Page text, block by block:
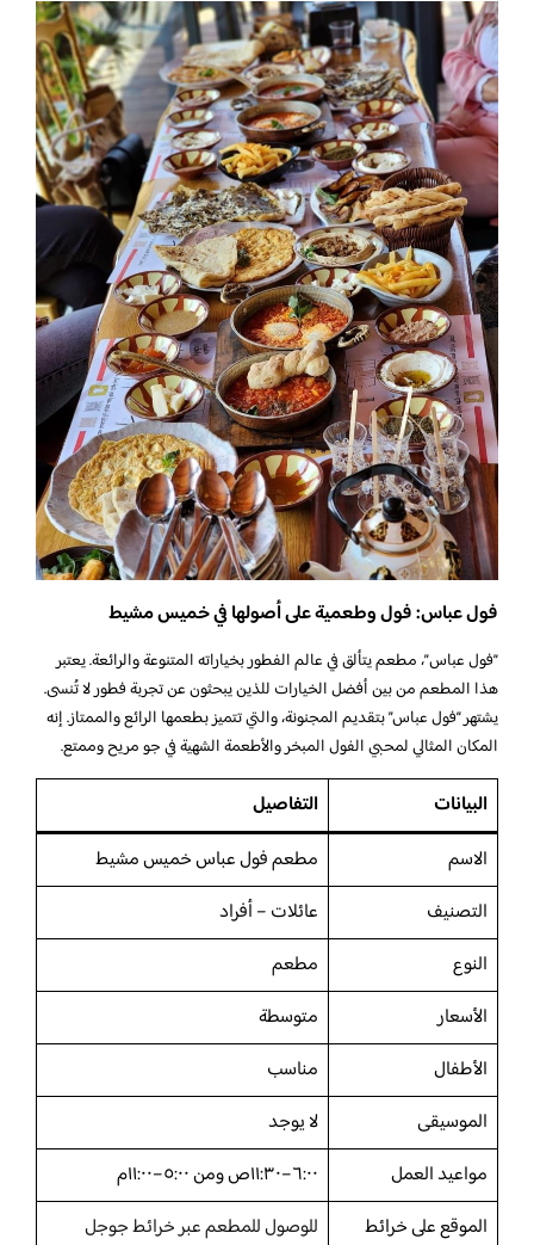
فول عباس: فول وطعمية على أصولها في خميس مشيط
“فول عباس”، مطعم يتألق في عالم الفطور بخياراته المتنوعة والرائعة. يعتبر
هذا المطعم من بين أفضل الخيارات للذين يبحثون عن تجربة فطور لا تُنسى.
يشتهر “فول عباس” بتقديم المجنونة، والتي تتميز بطعمها الرائع والممتاز. إنه
المكان المثالي لمحبي الفول المبخر والأطعمة الشهية في جو مريح وممتع.
البيانات
التفاصيل
الاسم
مطعم فول عباس خميس مشيط
التصنيف
عائلات – أفراد
النوع
مطعم
الأسعار
متوسطة
الأطفال
مناسب
الموسيقى
لا يوجد
مواعيد العمل
٦:٠٠–١١:٣٠ص ومن ٥:٠٠–١١:٠٠م
الموقع على خرائط
للوصول للمطعم عبر خرائط جوجل